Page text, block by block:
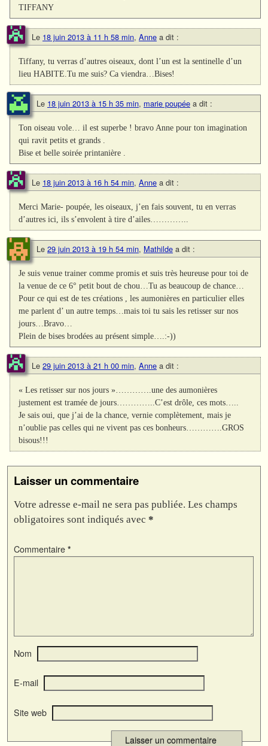
TIFFANY
Le 18 juin 2013 à 11 h 58 min, Anne a dit :
Tiffany, tu verras d’autres oiseaux, dont l’un est la sentinelle d’un
lieu HABITE.Tu me suis? Ca viendra…Bises!
Le 18 juin 2013 à 15 h 35 min, marie poupée a dit :
Ton oiseau vole… il est superbe ! bravo Anne pour ton imagination
qui ravit petits et grands .
Bise et belle soirée printanière .
Le 18 juin 2013 à 16 h 54 min, Anne a dit :
Merci Marie- poupée, les oiseaux, j’en fais souvent, tu en verras
d’autres ici, ils s’envolent à tire d’ailes…………..
Le 29 juin 2013 à 19 h 54 min, Mathilde a dit :
Je suis venue trainer comme promis et suis très heureuse pour toi de
la venue de ce 6° petit bout de chou…Tu as beaucoup de chance…
Pour ce qui est de tes créations , les aumonières en particulier elles
me parlent d’ un autre temps…mais toi tu sais les retisser sur nos
jours…Bravo…
Plein de bises brodées au présent simple….:-))
Le 29 juin 2013 à 21 h 00 min, Anne a dit :
« Les retisser sur nos jours »………….une des aumonières
justement est tramée de jours…………..C’est drôle, ces mots…..
Je sais oui, que j’ai de la chance, vernie complètement, mais je
n’oublie pas celles qui ne vivent pas ces bonheurs………….GROS
bisous!!!
Laisser un commentaire
Votre adresse e-mail ne sera pas publiée. Les champs
obligatoires sont indiqués avec *
Commentaire *
Nom
E-mail
Site web